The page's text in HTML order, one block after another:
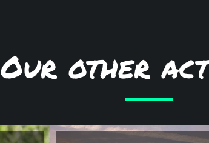
Our other